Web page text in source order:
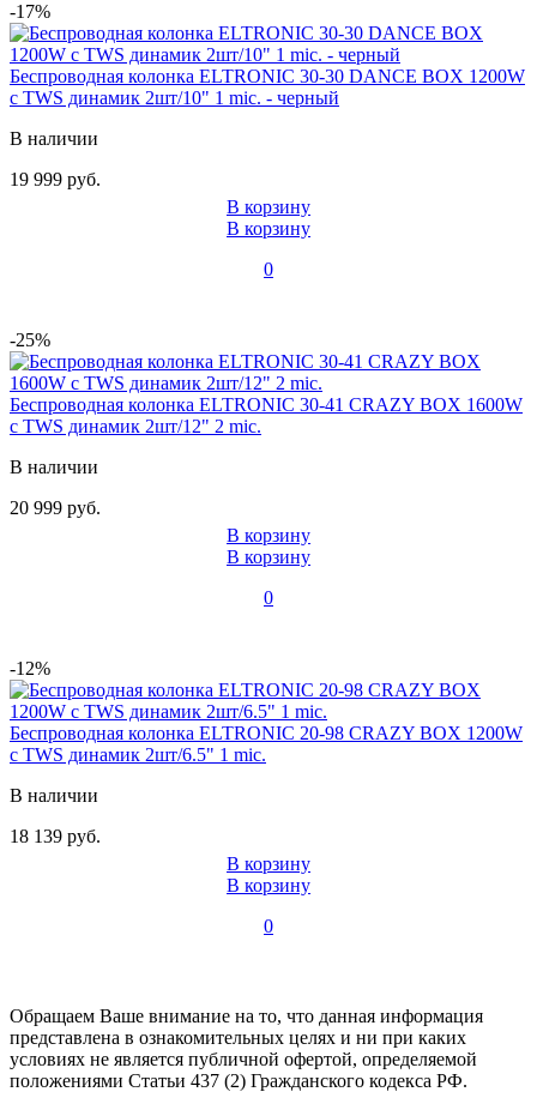
-17%
Беспроводная колонка ELTRONIC 30-30 DANCE BOX 1200W
с TWS динамик 2шт/10" 1 mic. - черный
В наличии
19 999 руб.
В корзину
В корзину
0
-25%
Беспроводная колонка ELTRONIC 30-41 CRAZY BOX 1600W
с TWS динамик 2шт/12" 2 mic.
В наличии
20 999 руб.
В корзину
В корзину
0
-12%
Беспроводная колонка ELTRONIC 20-98 CRAZY BOX 1200W
с TWS динамик 2шт/6.5" 1 mic.
В наличии
18 139 руб.
В корзину
В корзину
0
Обращаем Ваше внимание на то, что данная информация
представлена в ознакомительных целях и ни при каких
условиях не является публичной офертой, определяемой
положениями Статьи 437 (2) Гражданского кодекса РФ.